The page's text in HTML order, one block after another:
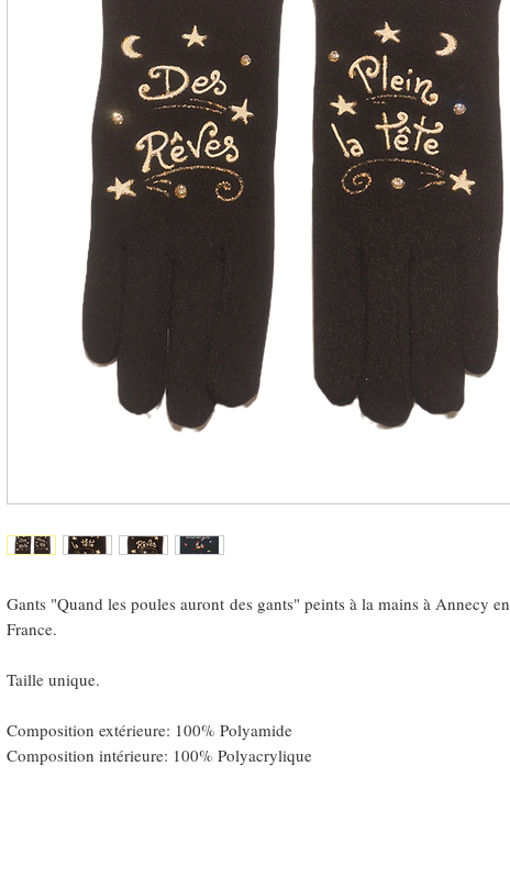
Gants "Quand les poules auront des gants" peints à la mains à Annecy en
France.
Taille unique.
Composition extérieure: 100% Polyamide
Composition intérieure: 100% Polyacrylique